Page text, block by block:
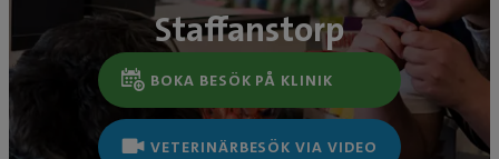
Staffanstorp
BOKA BESÖK PÅ KLINIK
VETERINÄRBESÖK VIA VIDEO